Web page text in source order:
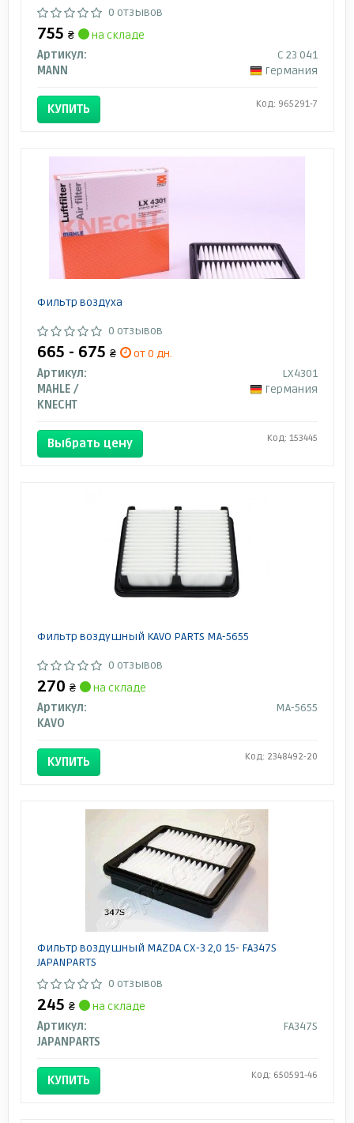
0 отзывов
755 ₴
на складе
Артикул:
C 23 041
MANN
Германия
КУПИТЬ Код: 965291-7
Фильтр воздуха
0 отзывов
665 - 675 ₴
от 0 дн.
Артикул:
LX4301
MAHLE /
KNECHT
Германия
Выбрать цену Код: 153445
Фильтр воздушный KAVO PARTS MA-5655
0 отзывов
270 ₴
на складе
Артикул:
MA-5655
KAVO
КУПИТЬ Код: 2348492-20
Фильтр воздушный MAZDA CX-3 2,0 15- FA347S
JAPANPARTS
0 отзывов
245 ₴
на складе
Артикул:
FA347S
JAPANPARTS
КУПИТЬ Код: 650591-46